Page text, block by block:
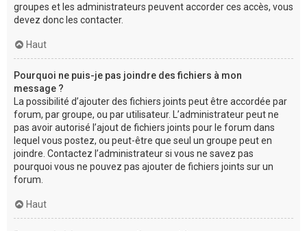
groupes et les administrateurs peuvent accorder ces accès, vous
devez donc les contacter.
Haut
Pourquoi ne puis-je pas joindre des fichiers à mon
message ?
La possibilité d’ajouter des fichiers joints peut être accordée par
forum, par groupe, ou par utilisateur. L’administrateur peut ne
pas avoir autorisé l’ajout de fichiers joints pour le forum dans
lequel vous postez, ou peut-être que seul un groupe peut en
joindre. Contactez l’administrateur si vous ne savez pas
pourquoi vous ne pouvez pas ajouter de fichiers joints sur un
forum.
Haut